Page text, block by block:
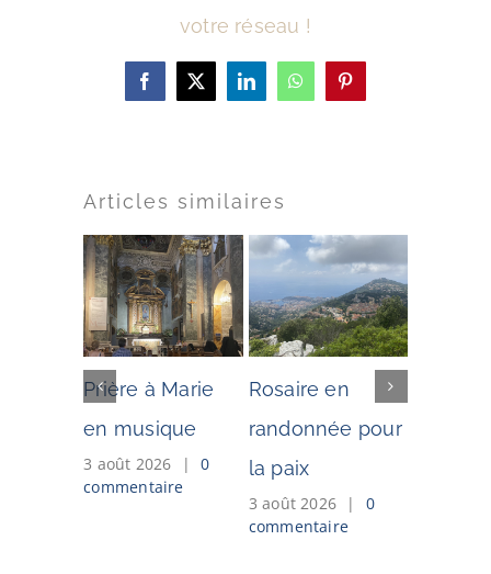
votre réseau !
Facebook
X LinkedInWhatsAppPinterest
Articles similaires
Prière à Marie
en musique
3 août 2026 |
0
commentaire
Rosaire en
randonnée pour
la paix
3 août 2026 |
0
commentaire